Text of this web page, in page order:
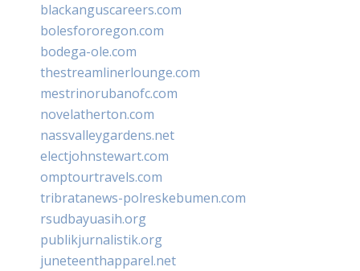
blackanguscareers.com
bolesfororegon.com
bodega-ole.com
thestreamlinerlounge.com
mestrinorubanofc.com
novelatherton.com
nassvalleygardens.net
electjohnstewart.com
omptourtravels.com
tribratanews-polreskebumen.com
rsudbayuasih.org
publikjurnalistik.org
juneteenthapparel.net